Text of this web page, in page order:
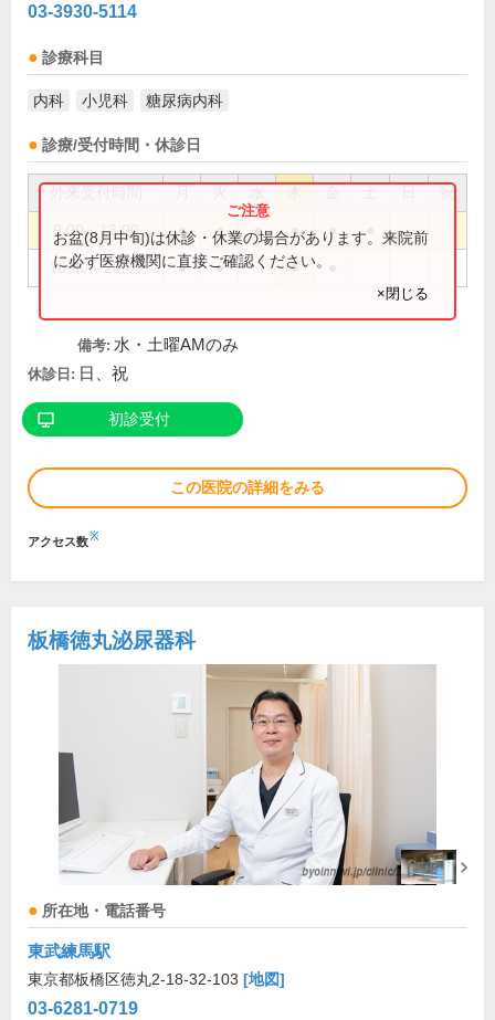
03-3930-5114
診療科目
内科 小児科 糖尿病内科
診療/受付時間・休診日
祝
9:00～13:00 ● ● ● ● ●
16:00～20:00 ● ● ●
お盆(8月中旬)は休診・休業の場合があります。来院前
に必ず医療機関に直接ご確認ください。
×閉じる
備考: 水・土曜AMのみ
休診日: 日、祝
初診受付
この医院の詳細をみる
アクセス数※
板橋徳丸泌尿器科
所在地・電話番号
東武練馬駅
東京都板橋区徳丸2-18-32-103 [地図]
03-6281-0719